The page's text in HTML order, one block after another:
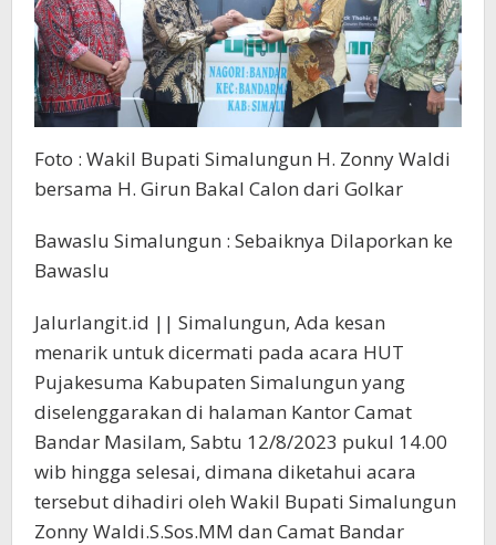
Foto : Wakil Bupati Simalungun H. Zonny Waldi
bersama H. Girun Bakal Calon dari Golkar
Bawaslu Simalungun : Sebaiknya Dilaporkan ke
Bawaslu
Jalurlangit.id || Simalungun, Ada kesan
menarik untuk dicermati pada acara HUT
Pujakesuma Kabupaten Simalungun yang
diselenggarakan di halaman Kantor Camat
Bandar Masilam, Sabtu 12/8/2023 pukul 14.00
wib hingga selesai, dimana diketahui acara
tersebut dihadiri oleh Wakil Bupati Simalungun
Zonny Waldi.S.Sos.MM dan Camat Bandar